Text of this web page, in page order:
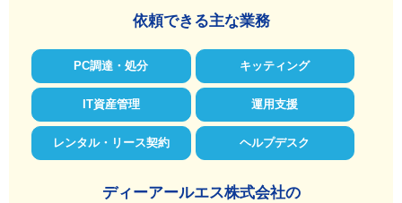
依頼できる主な業務
PC調達・処分 キッティング
IT資産管理 運用支援
レンタル・リース契約 ヘルプデスク
ディーアールエス株式会社の